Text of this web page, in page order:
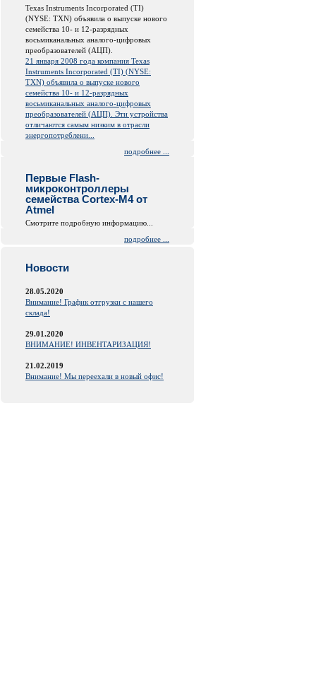
Texas Instruments Incorporated (TI)
(NYSE: TXN) объявила о выпуске нового
семейства 10- и 12-разрядных
восьмиканальных аналого-цифровых
преобразователей (АЦП).
21 января 2008 года компания Texas
Instruments Incorporated (TI) (NYSE:
TXN) объявила о выпуске нового
семейства 10- и 12-разрядных
восьмиканальных аналого-цифровых
преобразователей (АЦП). Эти устройства
отличаются самым низким в отрасли
энергопотреблени...
подробнее ...
Первые Flash-
микроконтроллеры
семейства Cortex-M4 от
Atmel
Смотрите подробную информацию...
подробнее ...
Новости
28.05.2020
Внимание! График отгрузки с нашего
склада!
29.01.2020
ВНИМАНИЕ! ИНВЕНТАРИЗАЦИЯ!
21.02.2019
Внимание! Мы переехали в новый офис!